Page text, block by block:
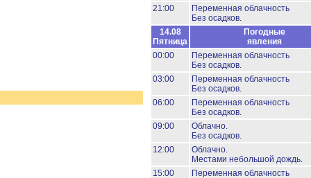
21:00
Переменная облачность
Без осадков.
14.08
Пятница
Погодные
явления
00:00
Переменная облачность
Без осадков.
03:00
Переменная облачность
Без осадков.
06:00
Переменная облачность
Без осадков.
09:00
Облачно.
Без осадков.
12:00
Облачно.
Местами небольшой дождь.
15:00
Переменная облачность